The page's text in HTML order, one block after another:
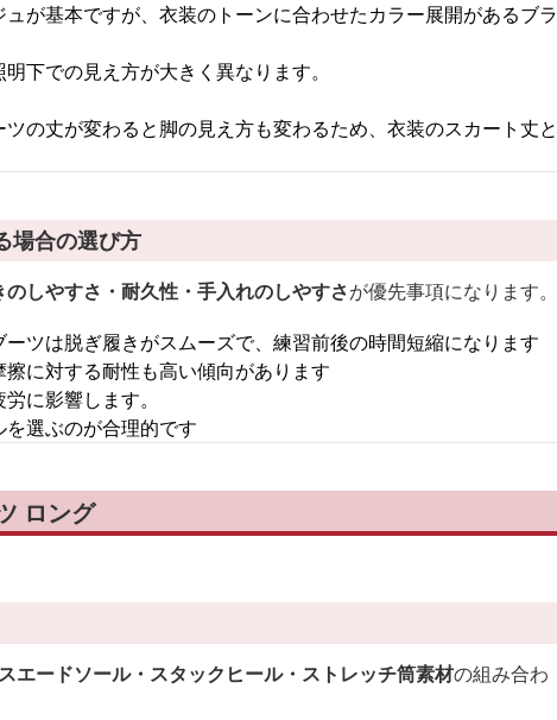
ュが基本ですが、衣装のトーンに合わせたカラー展開があるブラ
下での見え方が大きく異なります。
の丈が変わると脚の見え方も変わるため、衣装のスカート丈と
場合の選び方
のしやすさ・耐久性・手入れのしやすさが優先事項になります。
ツは脱ぎ履きがスムーズで、練習前後の時間短縮になります
に対する耐性も高い傾向があります
に影響します。
選ぶのが合理的です
ロング
スエードソール・スタックヒール・ストレッチ筒素材の組み合わ